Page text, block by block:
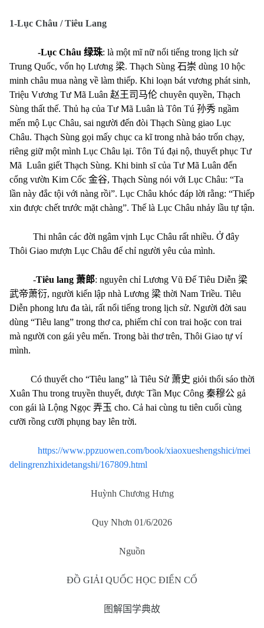
1-Lục Châu / Tiêu Lang
-Lục Châu 绿珠: là một mĩ nữ nổi tiếng trong lịch sử
Trung Quốc, vốn họ Lương 梁. Thạch Sùng 石崇 dùng 10 hộc
minh châu mua nàng về làm thiếp. Khi loạn bát vương phát sinh,
Triệu Vương Tư Mã Luân 赵王司马伦 chuyên quyền, Thạch
Sùng thất thế. Thủ hạ của Tư Mã Luân là Tôn Tú 孙秀 ngầm
mến mộ Lục Châu, sai người đến đòi Thạch Sùng giao Lục
Châu. Thạch Sùng gọi mấy chục ca kĩ trong nhà bảo trốn chạy,
riêng giữ một mình Lục Châu lại. Tôn Tú đại nộ, thuyết phục Tư
Mã Luân giết Thạch Sùng. Khi binh sĩ của Tư Mã Luân đến
cổng vườn Kim Cốc 金谷, Thạch Sùng nói với Lục Châu: “Ta
lần này đắc tội với nàng rồi”. Lục Châu khóc đáp lời rằng: “Thiếp
xin được chết trước mặt chàng”. Thế là Lục Châu nhảy lầu tự tận.
Thi nhân các đời ngâm vịnh Lục Châu rất nhiều. Ở đây
Thôi Giao mượn Lục Châu để chỉ người yêu của mình.
-Tiêu lang 萧郎: nguyên chỉ Lương Vũ Đế Tiêu Diễn 梁
武帝萧衍, người kiến lập nhà Lương 梁 thời Nam Triều. Tiêu
Diễn phong lưu đa tài, rất nổi tiếng trong lịch sử. Người đời sau
dùng “Tiêu lang” trong thơ ca, phiếm chỉ con trai hoặc con trai
mà người con gái yêu mến. Trong bài thơ trên, Thôi Giao tự ví
mình.
Có thuyết cho “Tiêu lang” là Tiêu Sử 萧史 giỏi thổi sáo thời
Xuân Thu trong truyền thuyết, được Tần Mục Công 秦穆公 gả
con gái là Lộng Ngọc 弄玉 cho. Cả hai cùng tu tiên cuối cùng
cưỡi rồng cưỡi phụng bay lên trời.
https://www.ppzuowen.com/book/xiaoxueshengshici/mei
delingrenzhixidetangshi/167809.html
Huỳnh Chương Hưng
Quy Nhơn 01/6/2026
Nguồn
ĐỒ GIẢI QUỐC HỌC ĐIỂN CỐ
图解国学典故